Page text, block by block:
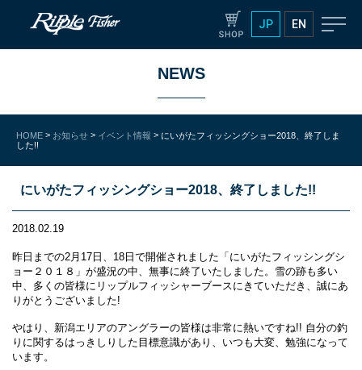
JP EN
NEWS
HOME > お知らせ > イベント情報 > にいがたフィッシングショー2018、終了しま
した!!
にいがたフィッシングショー2018、終了しました!!
2018.02.19
昨日までの2月17日、18日で開催されました「にいがたフィッシングシ
ョー２０１８」が盛況の中、無事に終了いたしました。雪の跡も多い
中、多くの皆様にリップルフィッシャーブースにきていただき、誠にあ
りがとうございました!
やはり、新潟エリアのアングラーの皆様は非常に熱いですね!! 自分の釣
りに関するはっきしりした目標意識があり、いつも大変、勉強になって
います。